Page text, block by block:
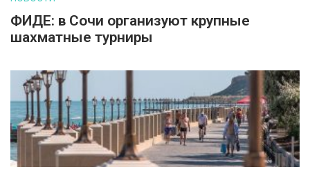
ФИДЕ: в Сочи организуют крупные
шахматные турниры